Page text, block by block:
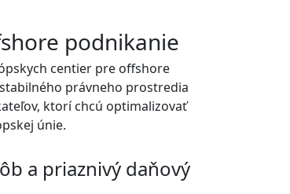
podnikanie
centier pre offshore
právneho prostredia
ktorí chcú optimalizovať
únie.
a priaznivý daňový